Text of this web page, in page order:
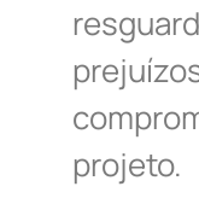
projeto.